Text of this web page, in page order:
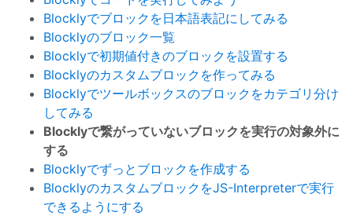
Blocklyでブロックを日本語表記にしてみる
Blocklyのブロック一覧
Blocklyで初期値付きのブロックを設置する
Blocklyのカスタムブロックを作ってみる
Blocklyでツールボックスのブロックをカテゴリ分け
してみる
Blocklyで繋がっていないブロックを実行の対象外に
する
Blocklyでずっとブロックを作成する
BlocklyのカスタムブロックをJS-Interpreterで実行
できるようにする